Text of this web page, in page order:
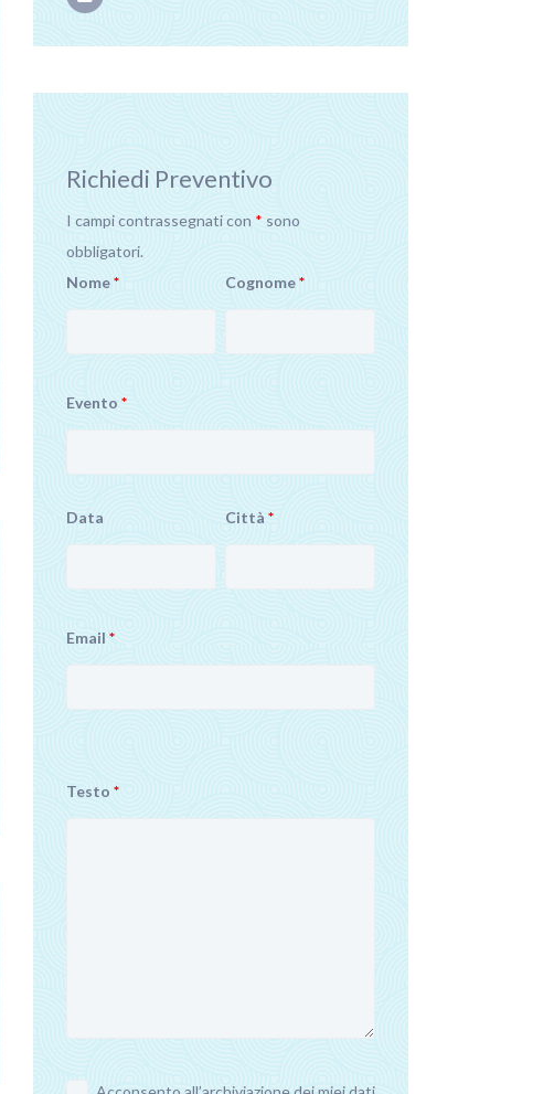
Richiedi Preventivo
I campi contrassegnati con * sono
obbligatori.
Nome* Cognome*
Evento *
Data Città *
Email *
Testo *